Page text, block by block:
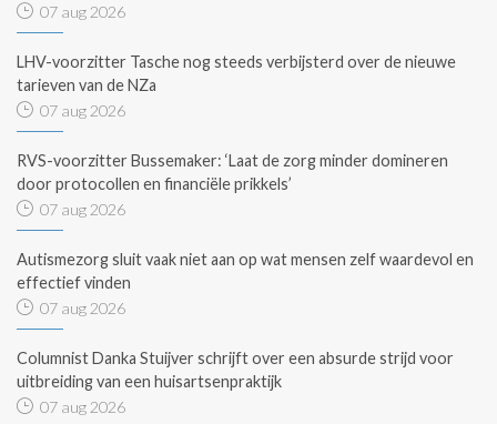
07 aug 2026
LHV-voorzitter Tasche nog steeds verbijsterd over de nieuwe
tarieven van de NZa
07 aug 2026
RVS-voorzitter Bussemaker: ‘Laat de zorg minder domineren
door protocollen en financiële prikkels’
07 aug 2026
Autismezorg sluit vaak niet aan op wat mensen zelf waardevol en
effectief vinden
07 aug 2026
Columnist Danka Stuijver schrijft over een absurde strijd voor
uitbreiding van een huisartsenpraktijk
07 aug 2026